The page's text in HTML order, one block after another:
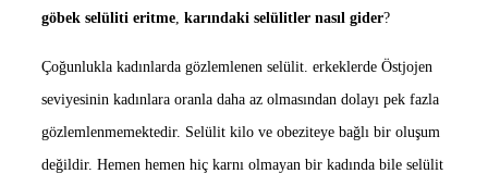
göbek selüliti eritme, karındaki selülitler nasıl gider?
Çoğunlukla kadınlarda gözlemlenen selülit. erkeklerde Östjojen
seviyesinin kadınlara oranla daha az olmasından dolayı pek fazla
gözlemlenmemektedir. Selülit kilo ve obeziteye bağlı bir oluşum
değildir. Hemen hemen hiç karnı olmayan bir kadında bile selülit